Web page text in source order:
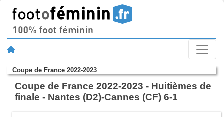
Coupe de France 2022-2023
Coupe de France 2022-2023 - Huitièmes de
finale - Nantes (D2)-Cannes (CF) 6-1